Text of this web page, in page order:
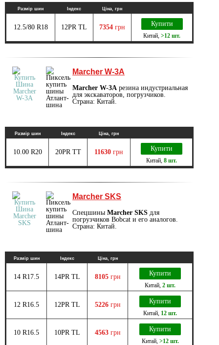
Размір шин Індекс Ціна, грн
12.5/80 R18 12PR TL 7354 грн Купити
Китай >12 шт.
Marcher W-3A
Marcher W-3A резина индустриальная
для экскаваторов, погрузчиков.
Страна: Китай.
Размір шин Індекс Ціна, грн
10.00 R20 20PR TT 11630 грн Купити
Китай, 8 шт.
Marcher SKS
Спецшины Marcher SKS для
погрузчиков Bobcat и его аналогов.
Страна: Китай.
Размір шин Індекс Ціна, грн
14 R17.5 14PR TL 8105 грн Купити
Китай 2 шт.
12 R16.5 12PR TL 5226 грн Купити
Китай 12 шт.
10 R16.5 10PR TL 4563 грн Купити
Китай, >12 шт.